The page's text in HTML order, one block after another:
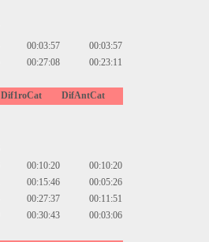
00:03:57
00:03:57
00:27:08 00:23:11
Dif1roCat DifAntCat
00:10:20
00:10:20
00:15:46
00:05:26
00:27:37
00:11:51
00:30:43 00:03:06